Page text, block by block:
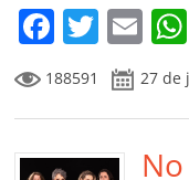
F
a
c
e
b
T
w
itt
er
E
m
ai
l
188591 27 de